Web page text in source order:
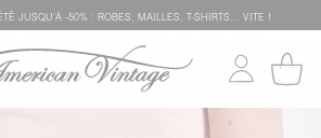
JUSQU'À -50% : ROBES, MAILLES, T-SHIRTS... VITE !